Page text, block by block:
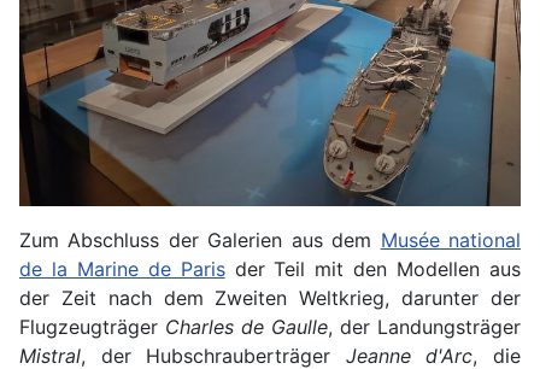
Zum Abschluss der Galerien aus dem Musée national
de la Marine de Parisder Teil mit den Modellen aus
der Zeit nach dem Zweiten Weltkrieg, darunter der
Flugzeugträger Charles de Gaulle, der Landungsträger
Mistral, der Hubschrauberträger Jeanne d'Arc, die